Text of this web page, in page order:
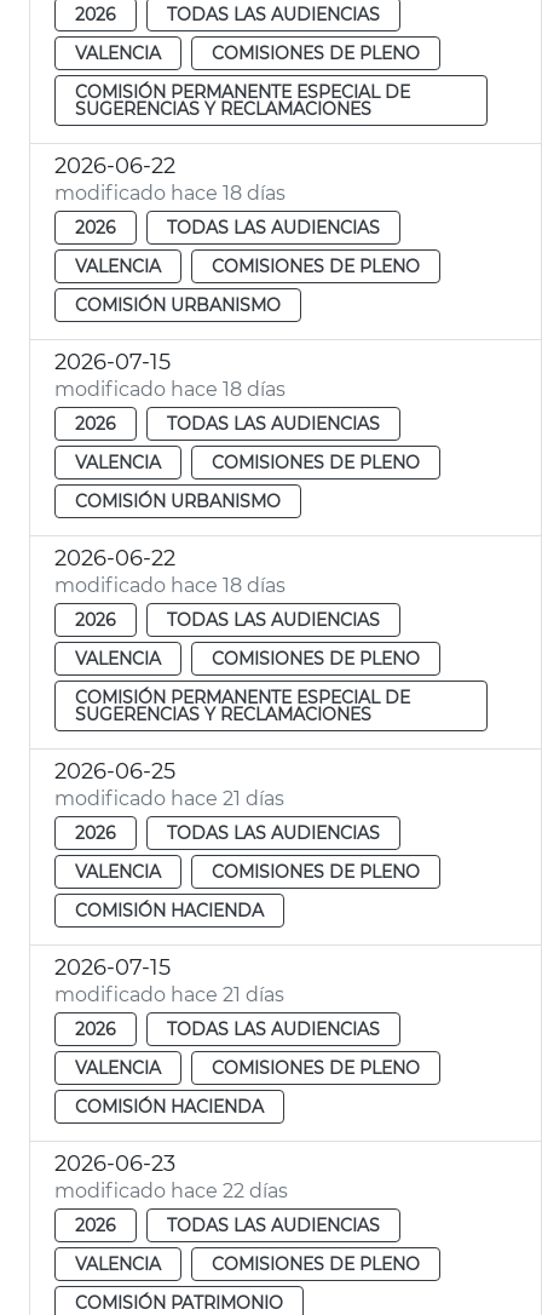
2026
TODAS LAS AUDIENCIAS
VALENCIA
COMISIONES DE PLENO
COMISIÓN PERMANENTE ESPECIAL DE
SUGERENCIAS Y RECLAMACIONES
2026-06-22
modificado hace 18 días
2026
TODAS LAS AUDIENCIAS
VALENCIA
COMISIONES DE PLENO
COMISIÓN URBANISMO
2026-07-15
modificado hace 18 días
2026
TODAS LAS AUDIENCIAS
VALENCIA
COMISIONES DE PLENO
COMISIÓN URBANISMO
2026-06-22
modificado hace 18 días
2026
TODAS LAS AUDIENCIAS
VALENCIA
COMISIONES DE PLENO
COMISIÓN PERMANENTE ESPECIAL DE
SUGERENCIAS Y RECLAMACIONES
2026-06-25
modificado hace 21 días
2026
TODAS LAS AUDIENCIAS
VALENCIA
COMISIONES DE PLENO
COMISIÓN HACIENDA
2026-07-15
modificado hace 21 días
2026
TODAS LAS AUDIENCIAS
VALENCIA
COMISIONES DE PLENO
COMISIÓN HACIENDA
2026-06-23
modificado hace 22 días
2026
TODAS LAS AUDIENCIAS
VALENCIA
COMISIONES DE PLENO
COMISIÓN PATRIMONIO